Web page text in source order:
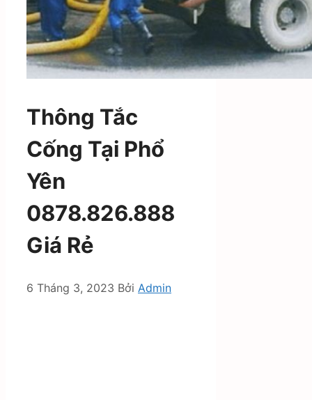
Thông Tắc
Cống Tại Phổ
Yên
0878.826.888
Giá Rẻ
6 Tháng 3, 2023 Bởi Admin